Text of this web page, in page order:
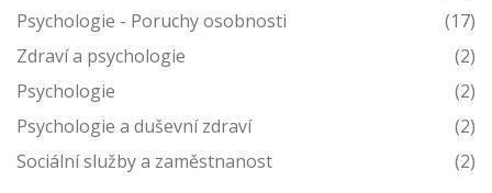
Psychologie - Poruchy osobnosti
(17)
Zdraví a psychologie
(2)
Psychologie
(2)
Psychologie a duševní zdraví
(2)
Sociální služby a zaměstnanost
(2)